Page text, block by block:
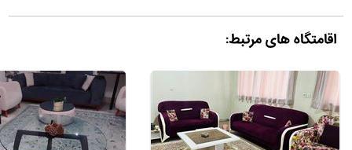
اقامتگاه های مرتبط: